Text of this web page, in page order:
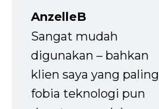
AnzelleB
Sangat mudah
digunakan – bahkan
klien saya yang paling
fobia teknologi pun